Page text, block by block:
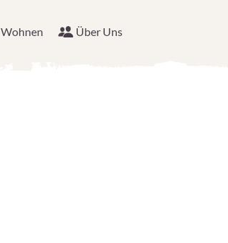
Wohnen Über Uns